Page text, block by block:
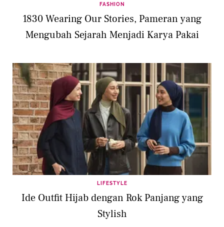
FASHION
1830 Wearing Our Stories, Pameran yang
Mengubah Sejarah Menjadi Karya Pakai
LIFESTYLE
Ide Outfit Hijab dengan Rok Panjang yang
Stylish